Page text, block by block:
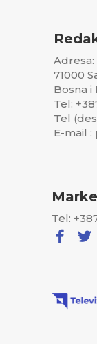
Adresa:
71000
Bosna i
Tel:
Tel
E-mail :
Tel: